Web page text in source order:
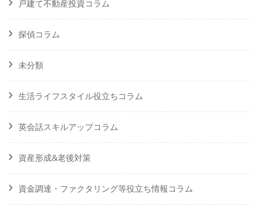
戸建て不動産投資コラム
探偵コラム
未分類
生活ライフスタイル役立ちコラム
英会話スキルアップコラム
資産形成&老後対策
資金調達・ファクタリング等役立ち情報コラム